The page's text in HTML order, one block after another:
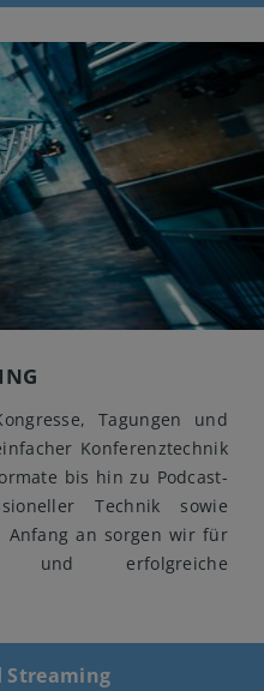
Tagungen und
Konferenztechnik
bis hin zu Podcast-
Technik sowie
Anfang an sorgen wir für
und erfolgreiche
Streaming